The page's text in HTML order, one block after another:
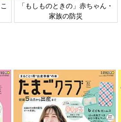
「もしものときの」赤ちゃん・
家族の防災